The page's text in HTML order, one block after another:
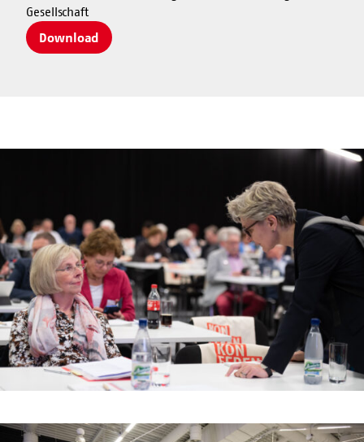
Gesellschaft
Download